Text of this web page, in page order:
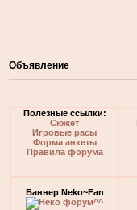
Объявление
Полезные ссылки:
Сюжет
Игровые расы
Форма анкеты
Правила форума
Баннер Neko~Fan